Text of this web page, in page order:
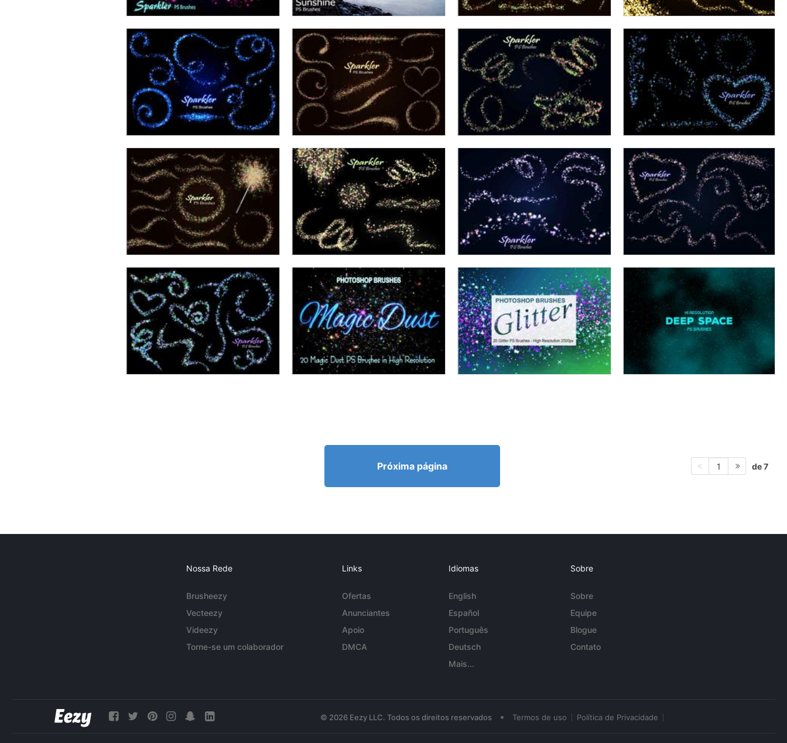
Próxima página 1 de 7
Nossa Rede
Brusheezy
Vecteezy
Videezy
Torne-se um colaborador
Links
Ofertas
Anunciantes
Apoio
DMCA
Idiomas
English
Español
Português
Deutsch
Mais...
Sobre
Sobre
Equipe
Blogue
Contato
© 2026 Eezy LLC. Todos os direitos reservados • Termos de uso Política de Privacidade